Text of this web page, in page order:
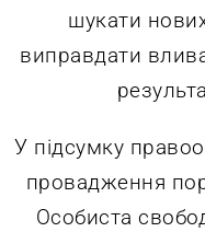
шукати
виправдати
У підсумку
провадження
Особиста